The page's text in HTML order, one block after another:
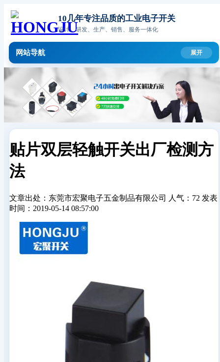
10几年专注品质的工业电子开关
设计、研发、生产、销售、服务一体化
网站导航
贴片双层轻触开关出厂检测方
法
文章出处：东莞市宏聚电子五金制品有限公司 人气：72 发表
时间：2019-05-14 08:57:00